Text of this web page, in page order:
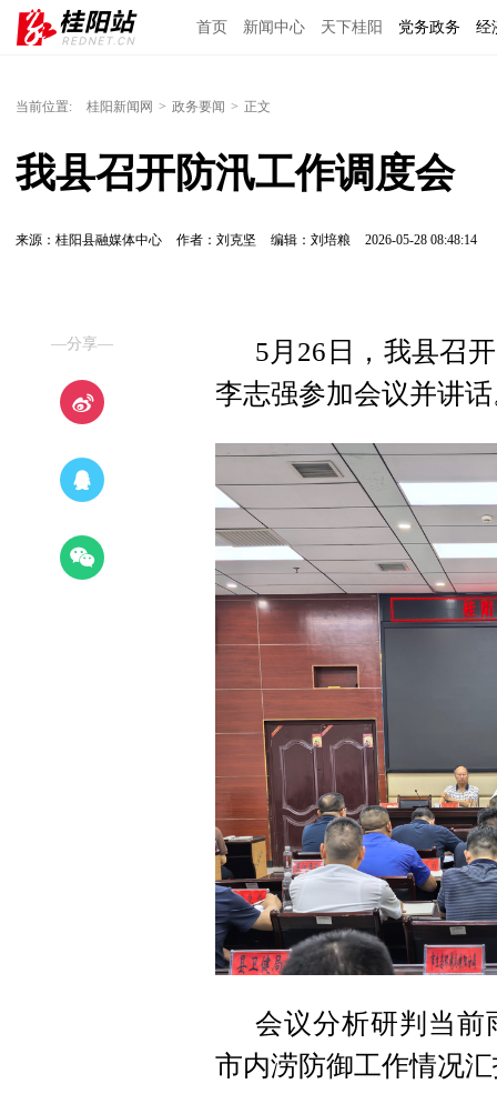
首页 新闻中心 天下桂阳 党务政务 经
当前位置: 桂阳新闻网 > 政务要闻 > 正文
我县召开防汛工作调度会
来源：桂阳县融媒体中心 作者：刘克坚 编辑：刘培粮 2026-05-28 08:48:14
—分享—
5月26日，我县召
李志强参加会议并讲
会议分析研判当前
市内涝防御工作情况